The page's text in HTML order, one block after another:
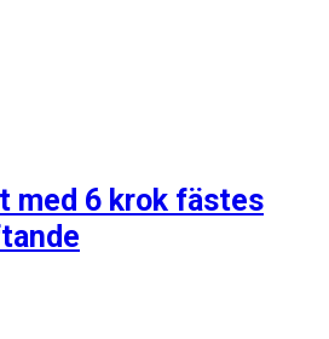
med 6 krok fästes